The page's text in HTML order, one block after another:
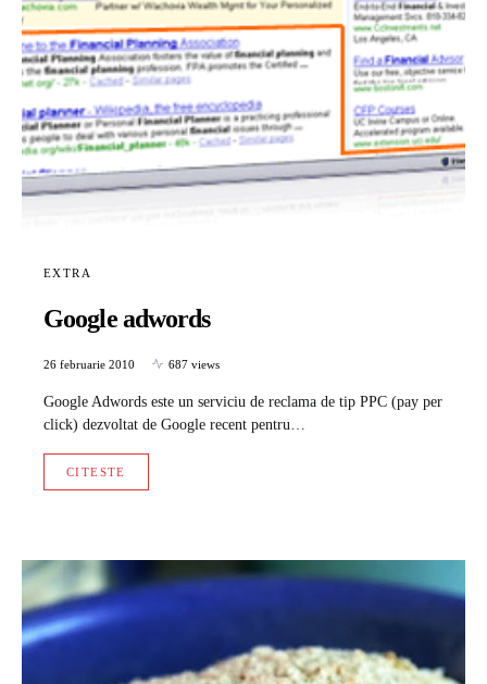
EXTRA
Google adwords
26 februarie 2010 687 views
Google Adwords este un serviciu de reclama de tip PPC (pay per
click) dezvoltat de Google recent pentru…
CITESTE